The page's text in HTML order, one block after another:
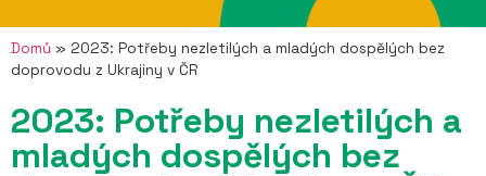
Domů » 2023: Potřeby nezletilých a mladých dospělých bez
doprovodu z Ukrajiny v ČR
2023: Potřeby nezletilých a
mladých dospělých bez